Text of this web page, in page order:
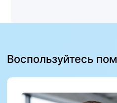
Воспользуйтесь